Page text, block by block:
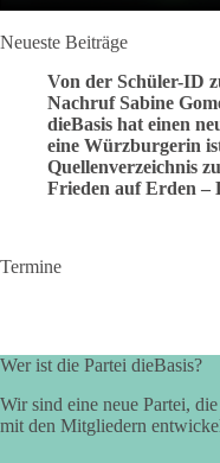
Neueste Beiträge
Von der Schüler-ID
Nachruf Sabine
dieBasis hat einen
eine Würzburgerin
Quellenverzeichnis
Frieden auf Erden –
Termine
Wer ist die Partei dieBasis?
Wir sind eine neue Partei,
mit den Mitgliedern